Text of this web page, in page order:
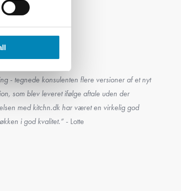
- tegnede konsulenten flere versioner af et nyt
som blev leveret ifølge aftale uden der
med kitchn.dk har været en virkelig god
i god kvalitet.”- Lotte